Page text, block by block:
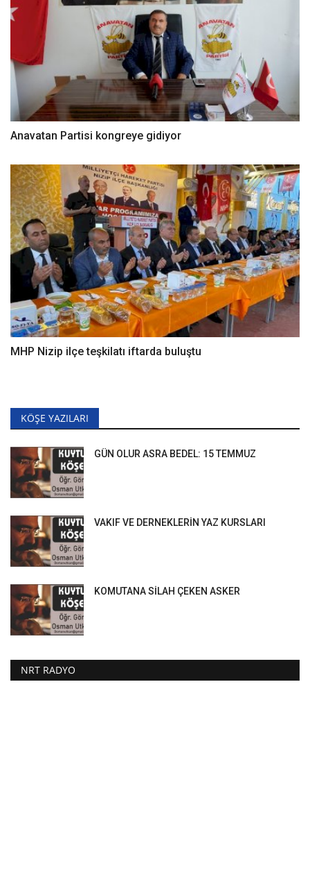
Anavatan Partisi kongreye gidiyor
MHP Nizip ilçe teşkilatı iftarda buluştu
KÖŞE YAZILARI
GÜN OLUR ASRA BEDEL: 15 TEMMUZ
VAKIF VE DERNEKLERİN YAZ KURSLARI
KOMUTANA SİLAH ÇEKEN ASKER
NRT RADYO